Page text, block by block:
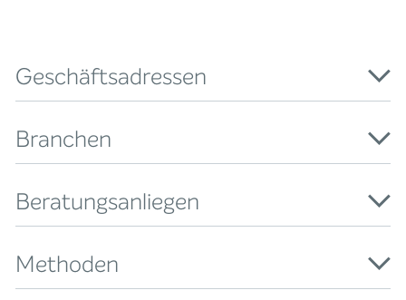
Geschäftsadressen
Branchen
Beratungsanliegen
Methoden